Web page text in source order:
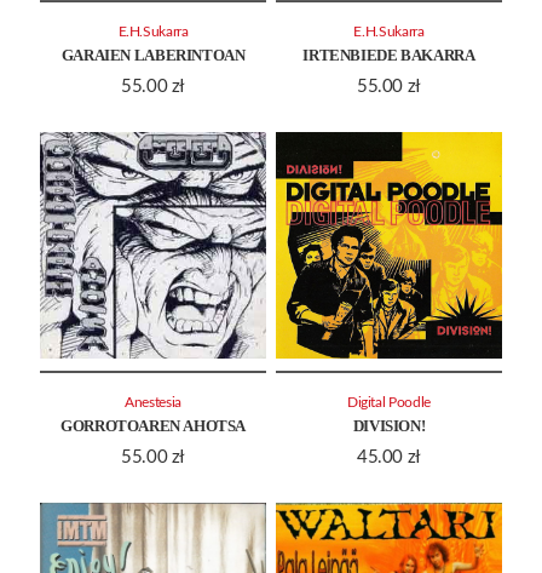
GARAIEN LABERINTOAN
55.00 zł
E.H.Sukarra
IRTENBIEDE BAKARRA
55.00 zł
E.H.Sukarra
GORROTOAREN AHOTSA
55.00 zł
Anestesia
DIVISION!
45.00 zł
Digital Poodle